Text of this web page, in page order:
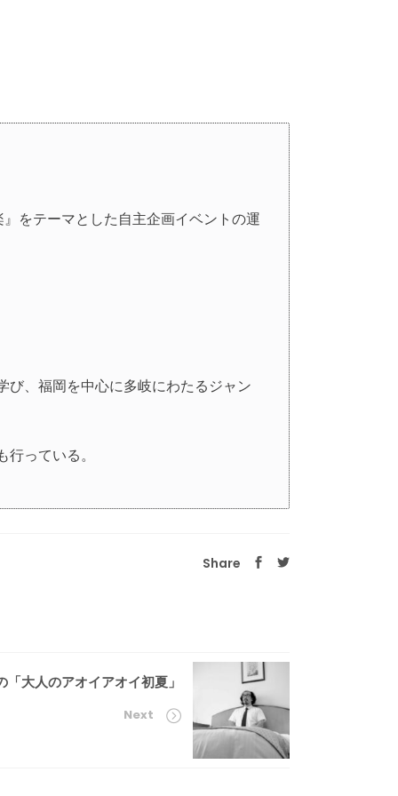
をテーマとした自主企画イベントの運
び、福岡を中心に多岐にわたるジャン
っている。
Share
「大人のアオイアオイ初夏」
Next